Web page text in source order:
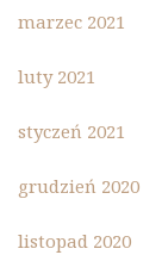
marzec 2021
luty 2021
styczeń 2021
grudzień 2020
listopad 2020